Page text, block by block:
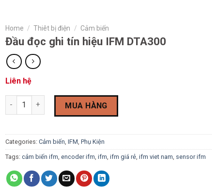
Home / Thiêt bị điện / Cảm biến
Đầu đọc ghi tín hiệu IFM DTA300
Liên hệ
Đầu đọc ghi tín hiệu IFM DTA300 quantity
MUA HÀNG
Categories: Cảm biến, IFM, Phụ Kiện
Tags: cảm biến ifm, encoder ifm, ifm, ifm giá rẻ, ifm viet nam, sensor ifm